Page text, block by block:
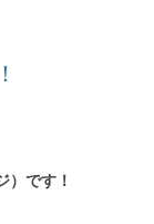
）です！